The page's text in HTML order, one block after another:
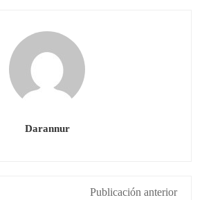
Darannur
Publicación anterior